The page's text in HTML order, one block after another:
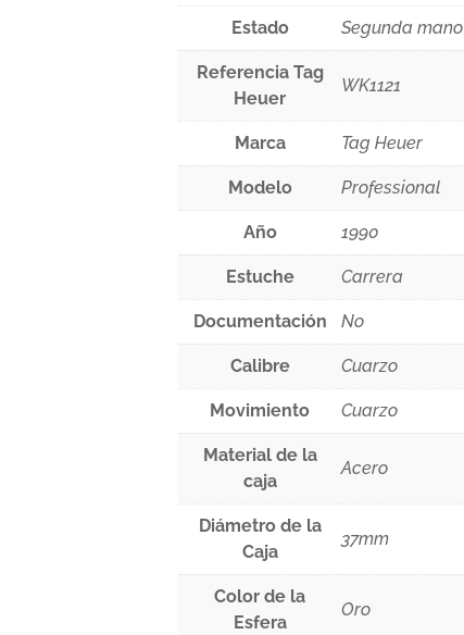
Estado Segunda mano
Referencia Tag
Heuer
WK1121
Marca Tag Heuer
Modelo Professional
Año 1990
Estuche Carrera
Documentación No
Calibre Cuarzo
Movimiento Cuarzo
Material de la
caja
Acero
Diámetro de la
Caja
37mm
Color de la
Esfera
Oro